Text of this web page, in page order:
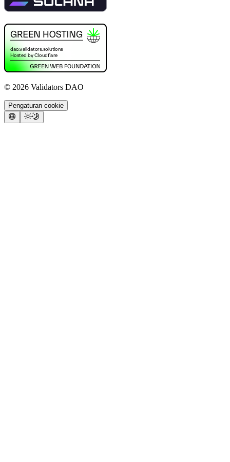
© 2026 Validators DAO
Pengaturan cookie